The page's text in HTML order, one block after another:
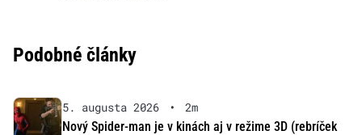
Podobné články
5. augusta 2026 •
2m
Nový Spider-man je v kinách aj v režime 3D (rebríček